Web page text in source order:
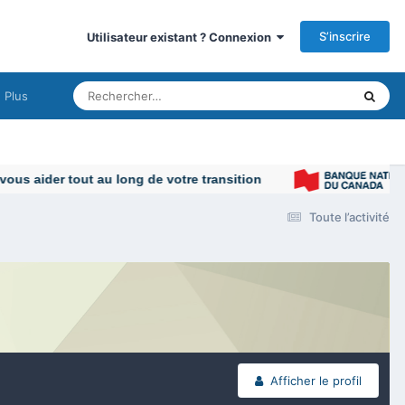
Utilisateur existant ? Connexion S’inscrire
Plus
aider tout au long de votre transition
Toute l’activité
Afficher le profil